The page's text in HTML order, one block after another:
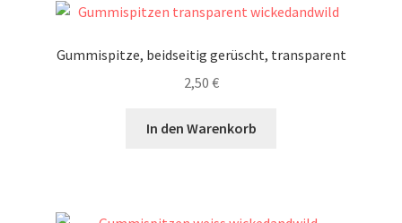
Gummispitze, beidseitig gerüscht, transparent
2,50 €
In den Warenkorb